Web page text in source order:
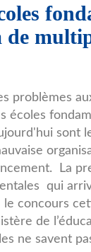
de
problèmes
écoles
sont
La
qui
concours
de
ne savent